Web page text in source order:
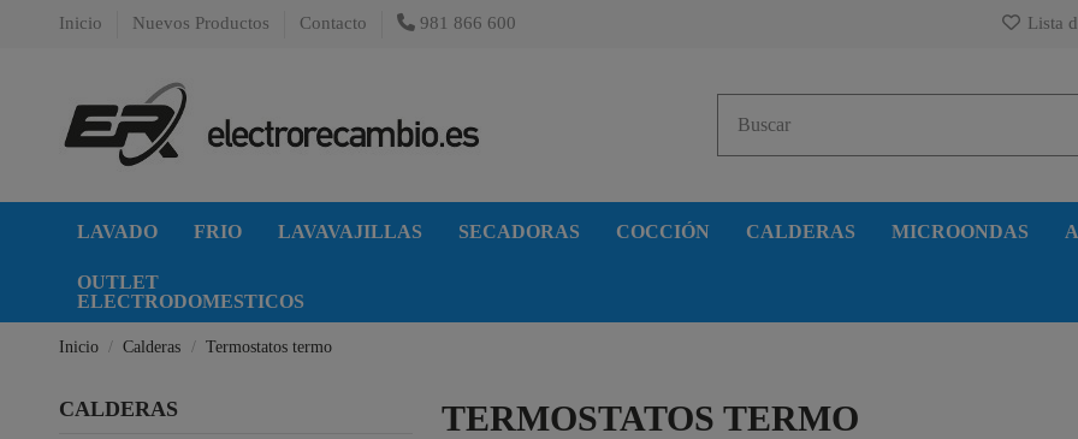
Inicio Nuevos Productos Contacto 981 866 600 Lista
LAVADO FRIO LAVAVAJILLAS SECADORAS COCCIÓN CALDERAS MICROONDAS
OUTLET
ELECTRODOMESTICOS
Inicio Calderas Termostatos termo
TERMOSTATOS TERMO
CALDERAS